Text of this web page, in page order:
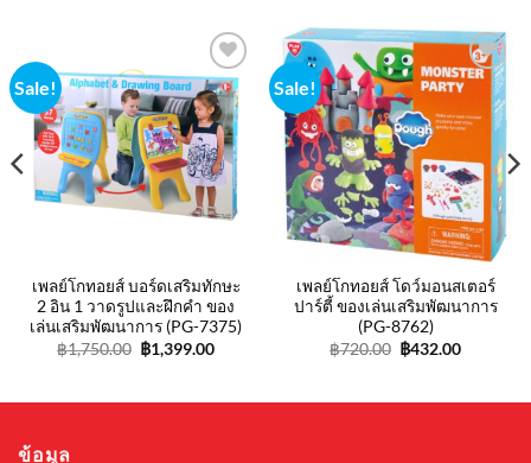
Sale!
Add to
wishlist
เพลย์โกทอยส์ บอร์ดเสริมทักษะ
2 อิน 1 วาดรูปและฝึกคำ ของ
เล่นเสริมพัฒนาการ (PG-7375)
฿1,750.00 Original
price
฿1,399.00Current
Sale!
Add to
wishlist
เพลย์โกทอยส์ โดว์มอนสเตอร์
ปาร์ตี้ ของเล่นเสริมพัฒนาการ
(PG-8762)
฿720.00 Original
price
฿432.00Current
ข้อมูล